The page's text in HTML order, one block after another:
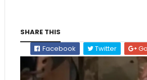
SHARE THIS
Facebook
Twitter